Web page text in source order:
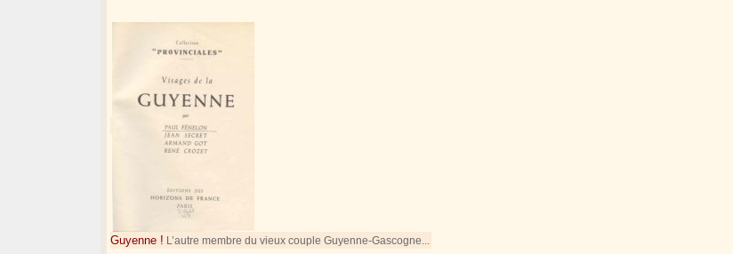
Guyenne ! L’autre membre du vieux couple Guyenne-Gascogne...